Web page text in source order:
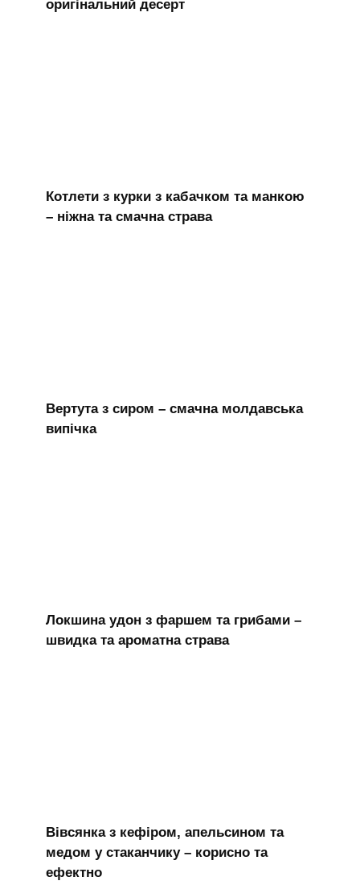
оригінальний десерт
Котлети з курки з кабачком та манкою
– ніжна та смачна страва
Вертута з сиром – смачна молдавська
випічка
Локшина удон з фаршем та грибами –
швидка та ароматна страва
Вівсянка з кефіром, апельсином та
медом у стаканчику – корисно та
ефектно